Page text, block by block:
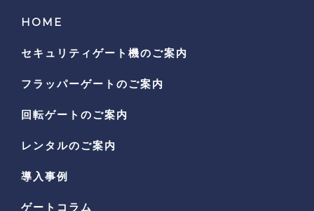
HOME
セキュリティゲート機のご案内
フラッパーゲートのご案内
回転ゲートのご案内
レンタルのご案内
導入事例
ゲートコラム